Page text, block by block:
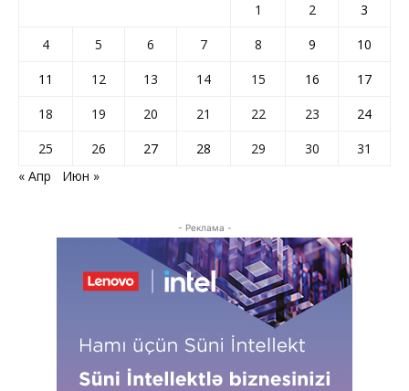
1 2
3
4
5 6 7 8 9
10
11
12 13 14 15 16
17
18
19 20 21 22 23
24
25
26 27 28 29 30
31
« Апр
Июн »
- Реклама -